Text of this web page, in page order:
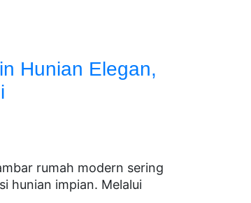
Hunian Elegan,
rumah modern sering
hunian impian. Melalui